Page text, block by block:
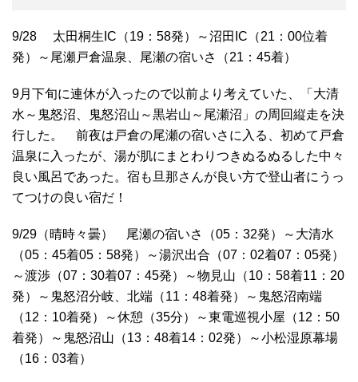
9/28 太田桐生IC（19：58発）～沼田IC（21：00位着
発）～尾瀬戸倉温泉、尾瀬の宿いさ（21：45着）
9月下旬に連休が入ったので以前より考えていた、「大清
水～鬼怒沼、鬼怒沼山～黒岩山～尾瀬沼」の周回縦走を決
行した。 前夜は戸倉の尾瀬の宿いさに入る、初めて戸倉
温泉に入ったが、湯が肌にまとわりつきぬるぬるした中々
良い風呂であった。宿も旦那さんが良い方で登山者にうっ
てつけの良い宿だ！
9/29（晴時々曇） 尾瀬の宿いさ（05：32発）～大清水
（05：45着05：58発）～湯沢出合（07：02着07：05発）
～渡渉（07：30着07：45発）～物見山（10：58着11：20
発）～鬼怒沼分岐、北端（11：48着発）～鬼怒沼南端
（12：10着発）～休憩（35分）～東電巡視小屋（12：50
着発）～鬼怒沼山（13：48着14：02発）～小松湿原幕場
（16：03着）